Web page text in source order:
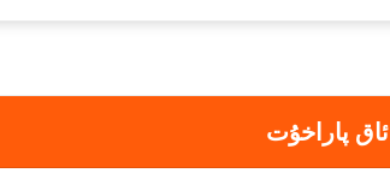
ئاق پاراخۇت